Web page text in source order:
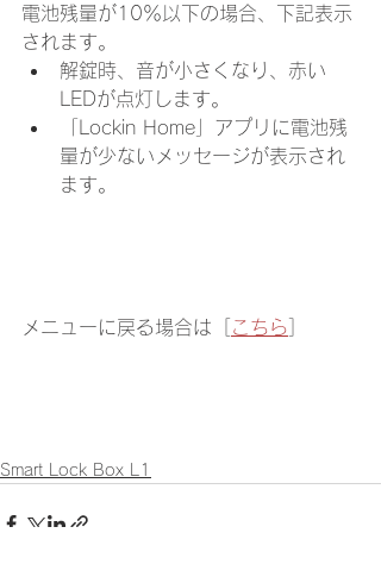
​電池残量が10％以下の場合、下記表示
されます。
解錠時、音が小さくなり、赤い
LEDが点灯します。
「Lockin Home」アプリに電池残
量が少ないメッセージが表示され
ます。
メニューに戻る場合は［ こちら
Smart Lock Box L1